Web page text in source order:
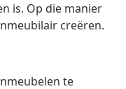
is. Op die manier
creëren.
te